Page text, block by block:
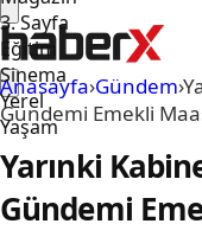
3. Sayfa
Eğitim
Sinema
Yerel
Yaşam
Anasayfa›Gündem›
Gündemi Emekli
Yarınki
Gündemi